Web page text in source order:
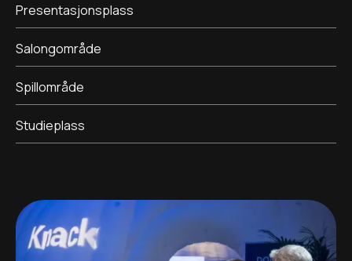
Presentasjonsplass
Salongområde
Spillområde
Studieplass